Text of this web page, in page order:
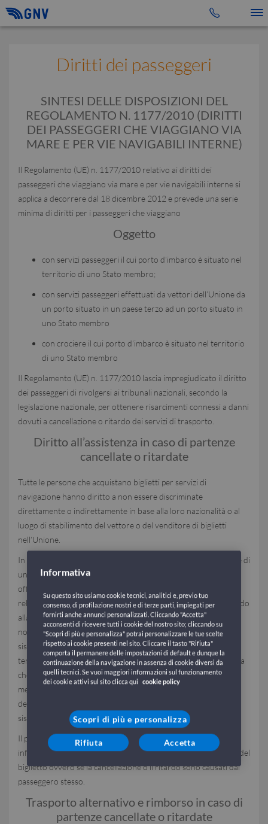
Diritti dei passeggeri
SINTESI DELLE DISPOSIZIONI DEL
REGOLAMENTO N. 1177/2010 (DIRITTI
DEI PASSEGGERI CHE VIAGGIANO VIA
MARE E PER VIE NAVIGABILI INTERNE)
Il Regolamento (UE) n. 1177/2010 relativo ai diritti dei
passeggeri che viaggiano via mare e per vie navigabili interne si
applica a decorrere dal 18 dicembre 2012 e prevede una serie
minima di diritti per i passeggeri che viaggiano
Oggetto
con servizi passeggeri il cui porto d’imbarco è situato nel
territorio di uno Stato membro;
con servizi passeggeri effettuati da vettori dell’Unione da
un porto situato in un paese terzo ad un porto situato in
uno Stato membro
con crociere il cui porto d’imbarco è situato nel territorio
di uno Stato membro
Il Regolamento (UE) n. 1177/2010 lascia impregiudicato il diritto
dei passeggeri di rivolgersi ai tribunali nazionali, secondo la
legislazione nazionale, per ottenere risarcimenti connessi a danni
dovuti a cancellazione o ritardo dei servizi di trasporto.
Diritto all’assistenza in caso di partenze
cancellate o ritardate
Tutte le persone che acquistano biglietti per servizi di
navigazione hanno diritto a non essere discriminate
direttamente o indirettamente in base alla loro nazionalità o al
luogo di stabilimento del vettore o del venditore di biglietti
nell’Unione.
In caso di ritardo superiore a novanta minuti o di cancellazione di
un servizio passeggeri o di una crociera, ai passeggeri sono
offerti gratuitamente spuntini, pasti o bevande in congrua
relazione alla durata dell’attesa. In caso di cancellazione o ritardo
alla partenza che renda necessario un soggiorno di una o più
notti per il passeggero, il vettore offre gratuitamente una
sistemazione adeguata, a bordo o a terra, e il trasporto tra il
terminale portuale e il luogo di sistemazione. Il vettore, se prova
che la cancellazione o il ritardo è provocato da condizioni
meteorologiche che mettono a rischio il funzionamento sicuro
della nave, è sollevato dall’obbligo di offrire gratuitamente una
sistemazione.
Il passeggero non ha diritto all’assistenza del vettore se è
informato della cancellazione o del ritardo prima dell’acquisto del
biglietto ovvero se la cancellazione o il ritardo sono causati dal
passeggero stesso.
Trasporto alternativo e rimborso in caso di
partenze cancellate o ritardate
Informativa
Su questo sito usiamo cookie tecnici, analitici e, previo tuo
consenso, di profilazione nostri e di terze parti, impiegati per
fornirti anche annunci personalizzati. Cliccando "Accetta"
acconsenti di ricevere tutti i cookie del nostro sito; cliccando su
"Scopri di più e personalizza" potrai personalizzare le tue scelte
rispetto ai cookie presenti nel sito. Cliccare il tasto "Rifiuta"
comporta il permanere delle impostazioni di default e dunque la
continuazione della navigazione in assenza di cookie diversi da
quelli tecnici. Se vuoi maggiori informazioni sul funzionamento
dei cookie attivi sul sito clicca qui
cookie policy
Scopri di più e personalizza
Rifiuta Accetta